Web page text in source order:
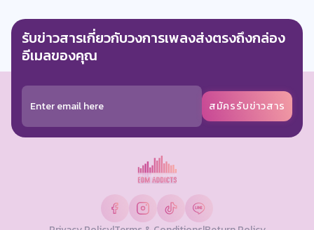
รับข่าวสารเกี่ยวกับวงการเพลงส่งตรงถึงกล่อง
อีเมลของคุณ
สมัครรับข่าวสาร